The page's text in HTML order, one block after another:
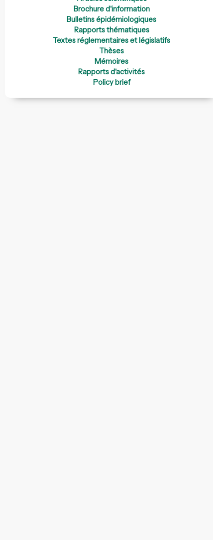
Brochure d'information
Bulletins épidémiologiques
Rapports thématiques
Textes réglementaires et législatifs
Thèses
Mémoires
Rapports d'activités
Policy brief